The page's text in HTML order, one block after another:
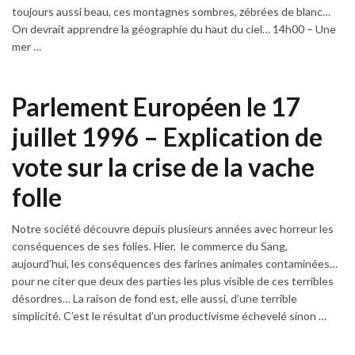
toujours aussi beau, ces montagnes sombres, zébrées de blanc…
On devrait apprendre la géographie du haut du ciel… 14h00 – Une
mer …
Parlement Européen le 17
juillet 1996 – Explication de
vote sur la crise de la vache
folle
Notre société découvre depuis plusieurs années avec horreur les
conséquences de ses folies. Hier, le commerce du Sang,
aujourd’hui, les conséquences des farines animales contaminées…
pour ne citer que deux des parties les plus visible de ces terribles
désordres… La raison de fond est, elle aussi, d’une terrible
simplicité. C’est le résultat d’un productivisme échevelé sinon …